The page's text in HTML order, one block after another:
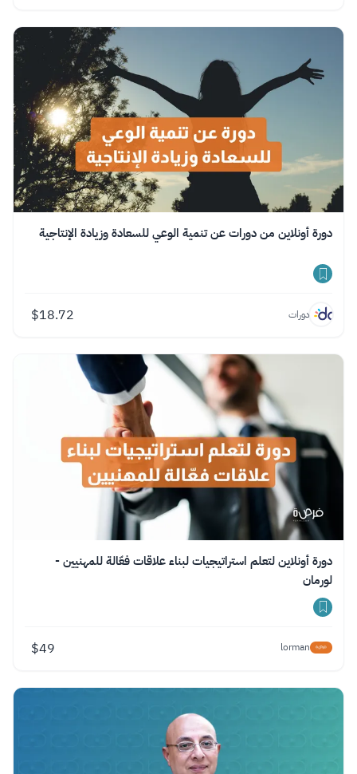
دورة أونلاين من دورات عن تنمية الوعي للسعادة وزيادة الإنتاجية
دورات $18.72
دورة أونلاين لتعلم استراتيجيات لبناء علاقات فعّالة للمهنيين -
لورمان
lorman
$49